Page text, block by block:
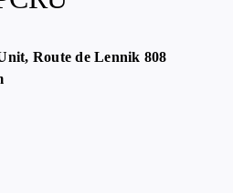
Route de Lennik 808